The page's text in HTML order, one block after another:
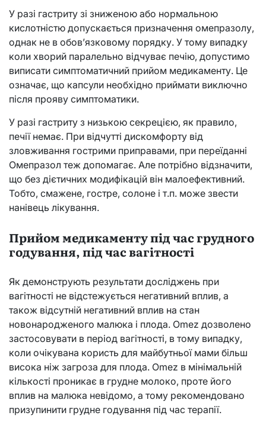
У разі гастриту зі зниженою або нормальною
кислотністю допускається призначення омепразолу,
однак не в обов’язковому порядку. У тому випадку
коли хворий паралельно відчуває печію, допустимо
виписати симптоматичний прийом медикаменту. Це
означає, що капсули необхідно приймати виключно
після прояву симптоматики.
У разі гастриту з низькою секрецією, як правило,
печії немає. При відчутті дискомфорту від
зловживання гострими приправами, при переїданні
Омепразол теж допомагає. Але потрібно відзначити,
що без дієтичних модифікацій він малоефективний.
Тобто, смажене, гостре, солоне і т.п. може звести
нанівець лікування.
Прийом медикаменту під час грудного
годування, під час вагітності
Як демонструють результати досліджень при
вагітності не відстежується негативний вплив, а
також відсутній негативний вплив на стан
новонародженого малюка і плода. Omez дозволено
застосовувати в період вагітності, в тому випадку,
коли очікувана користь для майбутньої мами більш
висока ніж загроза для плода. Omez в мінімальній
кількості проникає в грудне молоко, проте його
вплив на малюка невідомо, а тому рекомендовано
призупинити грудне годування під час терапії.